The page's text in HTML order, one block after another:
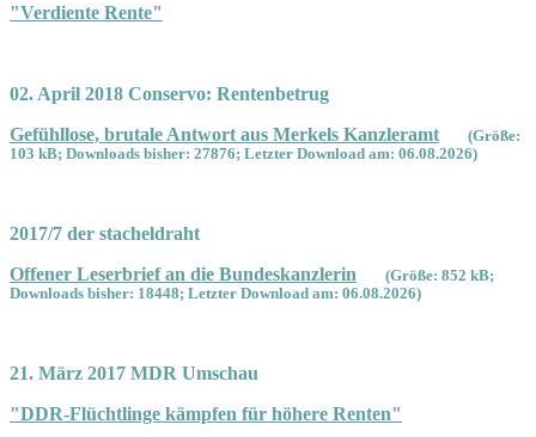
"Verdiente Rente"
02. April 2018 Conservo: Rentenbetrug
Gefühllose, brutale Antwort aus Merkels Kanzleramt
(Größe:
103 kB; Downloads bisher: 27876; Letzter Download am: 06.08.2026)
2017/7 der stacheldraht
Offener Leserbrief an die Bundeskanzlerin
(Größe: 852 kB;
Downloads bisher: 18448; Letzter Download am: 06.08.2026)
21. März 2017 MDR Umschau
"DDR-Flüchtlinge kämpfen für höhere Renten"